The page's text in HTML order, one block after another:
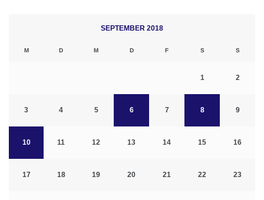
SEPTEMBER 2018
M D M D F S S
1 2
3 4 5 6 7 8 9
10 11 12 13 14 15 16
17 18 19 20 21 22 23